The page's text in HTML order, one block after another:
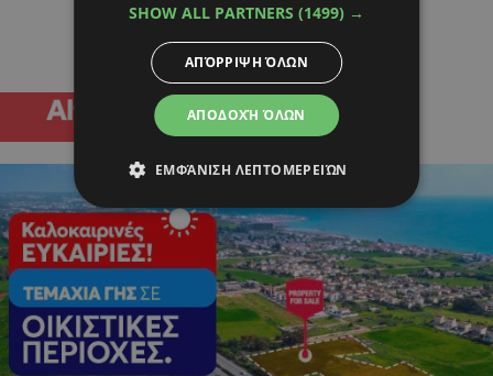
SHOW ALL PARTNERS (1499) →
ΑΠΟΔΟΧΉ ΌΛΩΝ
ΑΠΌΡΡΙΨΗ ΌΛΩΝ
ΕΜΦΆΝΙΣΗ ΛΕΠΤΟΜΕΡΕΙΏΝ